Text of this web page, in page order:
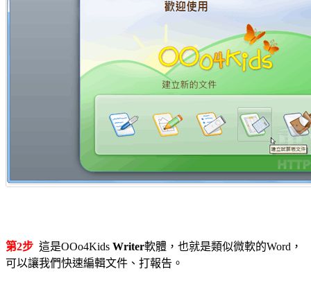
第2步 這是OOo4Kids Writer軟體，也就是類似微軟的Word，
可以讓我們快速編輯文件、打報告。